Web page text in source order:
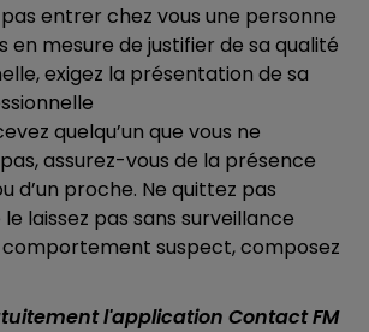
entrer chez vous une personne
en mesure de justifier de sa qualité
exigez la présentation de sa
quelqu’un que vous ne
assurez-vous de la présence
d’un proche. Ne quittez pas
le laissez pas sans surveillance
suspect, composez
l'application Contact FM